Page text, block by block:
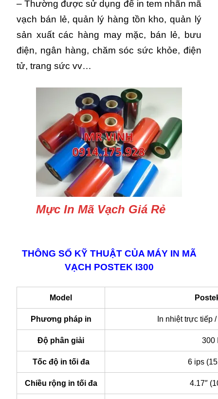
– Thường được sử dụng để in tem nhãn mã
vạch bán lẻ, quản lý hàng tồn kho, quản lý
sản xuất các hàng may mặc, bán lẻ, bưu
điện, ngân hàng, chăm sóc sức khỏe, điện
tử, trang sức vv…
Mực In Mã Vạch Giá Rẻ
THÔNG SỐ KỸ THUẬT CỦA MÁY IN MÃ
VẠCH POSTEK I300
Model
Phương pháp in In nhiệt trực tiếp
Độ phân giải 300
Tốc độ in tối đa 6 ips
Chiều rộng in tối đa 4.17″